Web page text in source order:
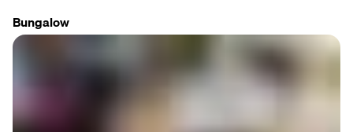
Bungalow